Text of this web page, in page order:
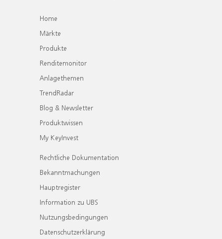
Home
Märkte
Produkte
Renditemonitor
Anlagethemen
TrendRadar
Blog & Newsletter
Produktwissen
My KeyInvest
Rechtliche Dokumentation
Bekanntmachungen
Hauptregister
Information zu UBS
Nutzungsbedingungen
Datenschutzerklärung